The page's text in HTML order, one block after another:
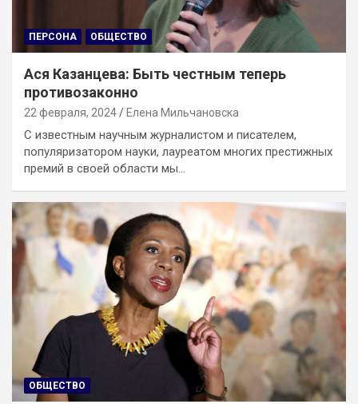
ПЕРСОНА ОБЩЕСТВО
Ася Казанцева: Быть честным теперь
противозаконно
22 февраля, 2024 Елена Мильчановска
С известным научным журналистом и писателем,
популяризатором науки, лауреатом многих престижных
премий в своей области мы…
ОБЩЕСТВО